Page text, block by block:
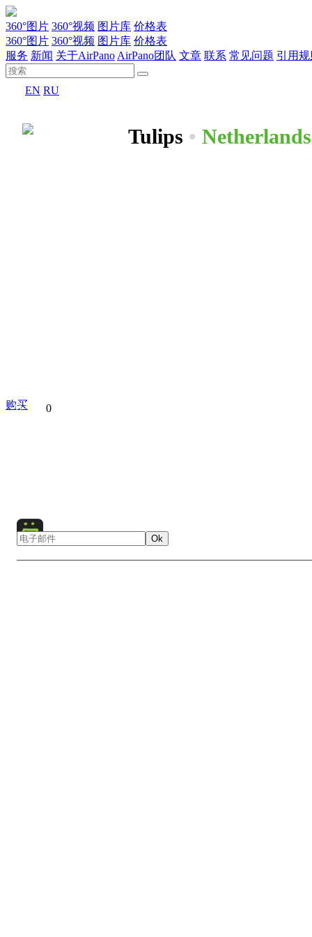
360°图片 360°视频 图片库 价格表
360°图片 360°视频 图片库 价格表
服务 新闻 关于AirPano AirPano团队 文章 联系 常见问题 引用
EN RU
Tulips • Netherlands
分享到 0
购买
Ok